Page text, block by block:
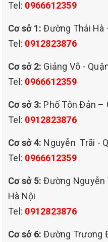
Phương châm của công ty
tín đảm bảo giá rẻ :
2. Hệ thống máy móc
giặt .
4. Đội ngũ nhân viên
tiết kiệm thời gian và chi phí.
5. Trực tiếp xuất hoá đơn
nhu cầu….
Với qui trình giặt thảm trải
2. Hút sạch bụi bẩn trên bề mặt
Tel: 0966612359
Cơ sở 1: Đường Thái Hà
Tel: 0912823876
Cơ sở 2: Giảng Võ -
Tel: 0966612359
Cơ sở 3: Phố Tôn Đản –
Tel: 0912823876
Cơ sở 4: Nguyễn Trãi -
Tel: 0966612359
Cơ sở 5: Đường Nguyễn
Hà Nội
Tel: 0912823876
Cơ sở 6: Đường Trương